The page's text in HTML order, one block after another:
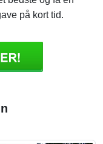
på kort tid.